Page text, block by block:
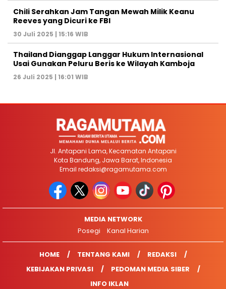
Chili Serahkan Jam Tangan Mewah Milik Keanu
Reeves yang Dicuri ke FBI
30 Juli 2025 | 15:16 WIB
Thailand Dianggap Langgar Hukum Internasional
Usai Gunakan Peluru Beris ke Wilayah Kamboja
26 Juli 2025 | 16:01 WIB
Jl. Antapani Lama, Kecamatan Antapani
Kota Bandung, Jawa Barat, Indonesia
Email redaksi@ragamutama.com
MEDIA NETWORK
Posegi
Kanal Harian
HOME TENTANG KAMI
REDAKSI
KEBIJAKAN PRIVASI
PEDOMAN MEDIA SIBER
INFO IKLAN